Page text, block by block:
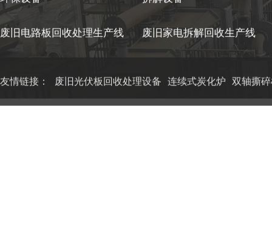
废旧电路板回收处理生产线 废旧家电拆解回收生产线
废旧光伏板回收处理设备 双轴撕